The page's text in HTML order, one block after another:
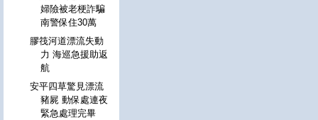
婦險被老梗詐騙
南警保住30萬
膠筏河道漂流失動
力 海巡急援助返
航
安平四草驚見漂流
豬屍 動保處連夜
緊急處理完畢